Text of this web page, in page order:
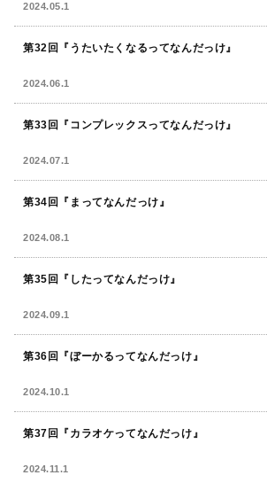
2024.05.1
第32回『うたいたくなるってなんだっけ』
2024.06.1
第33回『コンプレックスってなんだっけ』
2024.07.1
第34回『まってなんだっけ』
2024.08.1
第35回『したってなんだっけ』
2024.09.1
第36回『ぼーかるってなんだっけ』
2024.10.1
第37回『カラオケってなんだっけ』
2024.11.1